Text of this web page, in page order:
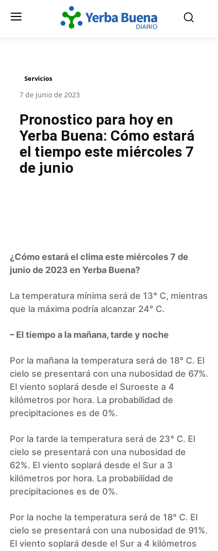
Servicios
7 de junio de 2023
Pronostico para hoy en
Yerba Buena: Cómo estará
el tiempo este miércoles 7
de junio
¿Cómo estará el clima este miércoles 7 de
junio de 2023 en Yerba Buena?
La temperatura mínima será de 13° C, mientras
que la máxima podría alcanzar 24° C.
– El tiempo a la mañana, tarde y noche
Por la mañana la temperatura será de 18° C. El
cielo se presentará con una nubosidad de 67%.
El viento soplará desde el Suroeste a 4
kilómetros por hora. La probabilidad de
precipitaciones es de 0%.
Por la tarde la temperatura será de 23° C. El
cielo se presentará con una nubosidad de
62%. El viento soplará desde el Sur a 3
kilómetros por hora. La probabilidad de
precipitaciones es de 0%.
Por la noche la temperatura será de 18° C. El
cielo se presentará con una nubosidad de 91%.
El viento soplará desde el Sur a 4 kilómetros